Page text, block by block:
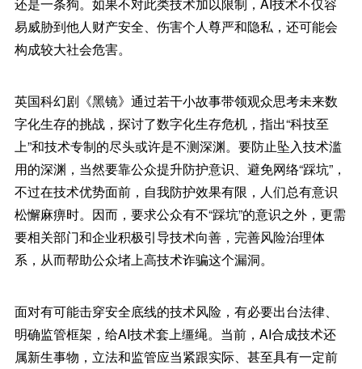
易威胁到他人财产安全、伤害个人尊严和隐私，还可能会
构成较大社会危害。
英国科幻剧《黑镜》通过若干小故事带领观众思考未来数
字化生存的挑战，探讨了数字化生存危机，指出“科技至
上”和技术专制的尽头或许是不测深渊。要防止坠入技术滥
用的深渊，当然要靠公众提升防护意识、避免网络“踩坑”，
不过在技术优势面前，自我防护效果有限，人们总有意识
松懈麻痹时。因而，要求公众有不“踩坑”的意识之外，更需
要相关部门和企业积极引导技术向善，完善风险治理体
系，从而帮助公众堵上高技术诈骗这个漏洞。
面对有可能击穿安全底线的技术风险，有必要出台法律、
明确监管框架，给AI技术套上缰绳。当前，AI合成技术还
属新生事物，立法和监管应当紧跟实际、甚至具有一定前